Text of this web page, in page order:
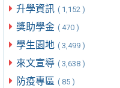
升學資訊 ( 1,152 )
獎助學金 ( 470 )
學生園地 ( 3,499 )
來文宣導 ( 3,638 )
防疫專區 ( 85 )